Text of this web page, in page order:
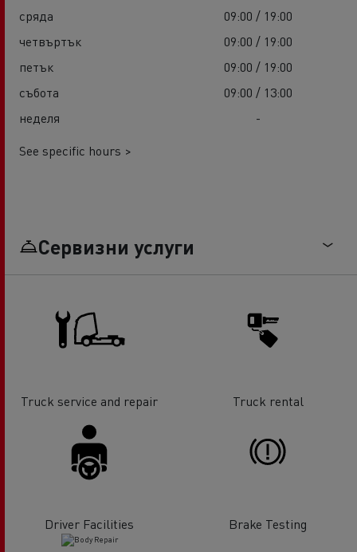
сряда
09:00 / 19:00
четвъртък
09:00 / 19:00
петък
09:00 / 19:00
събота
09:00 / 13:00
неделя
-
See specific hours >
Сервизни услуги
Truck service and repair Truck rental
Driver Facilities Brake Testing